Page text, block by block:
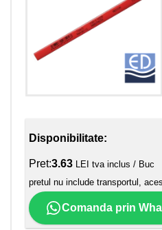
Disponibilitate:
Pret:3.63 LEI tva inclus / Buc
pretul nu include transportul,
Comanda prin